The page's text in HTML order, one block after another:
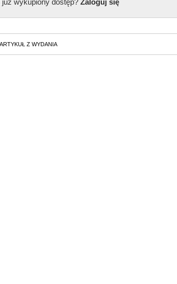
już wykupiony dostęp?Zaloguj się
Z WYDANIA